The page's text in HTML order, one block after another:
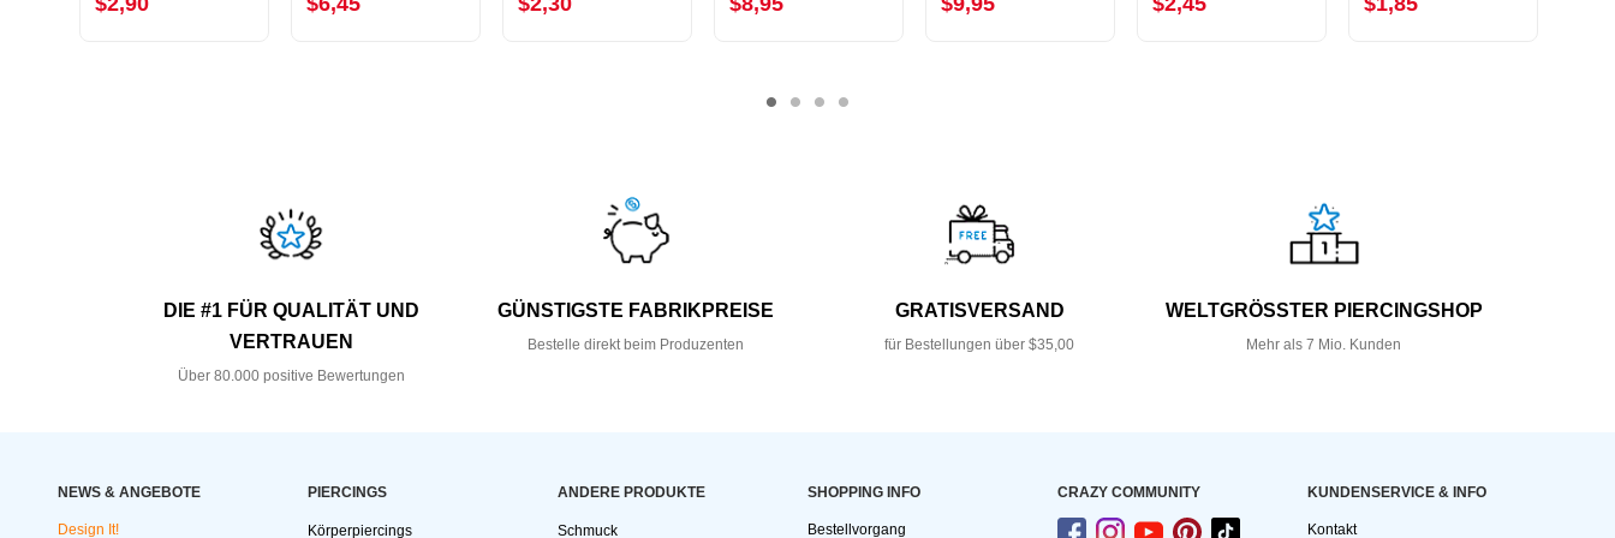
DIE #1 FÜR QUALITÄT UND
VERTRAUEN
Über 80.000 positive Bewertungen
GÜNSTIGSTE FABRIKPREISE
Bestelle direkt beim Produzenten
GRATISVERSAND
für Bestellungen über $35,00
WELTGRÖSSTER PIERCINGSHOP
Mehr als 7 Mio. Kunden
NEWS & ANGEBOTE
Design It!
PIERCINGS
Körperpiercings
ANDERE PRODUKTE
Schmuck
SHOPPING INFO
Bestellvorgang
CRAZY COMMUNITY KUNDEN­SERVICE & INFO
Kontakt